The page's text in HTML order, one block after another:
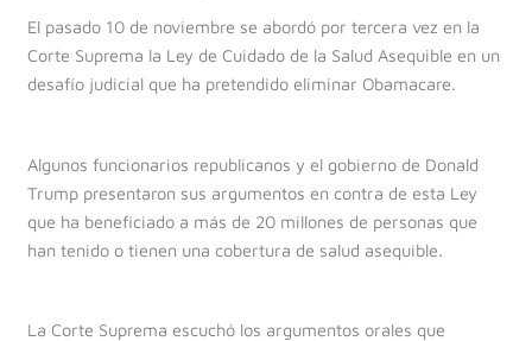
El pasado 10 de noviembre se abordó por tercera vez en la
Corte Suprema la Ley de Cuidado de la Salud Asequible en un
desafío judicial que ha pretendido eliminar Obamacare.
Algunos funcionarios republicanos y el gobierno de Donald
Trump presentaron sus argumentos en contra de esta Ley
que ha beneficiado a más de 20 millones de personas que
han tenido o tienen una cobertura de salud asequible.
La Corte Suprema escuchó los argumentos orales que